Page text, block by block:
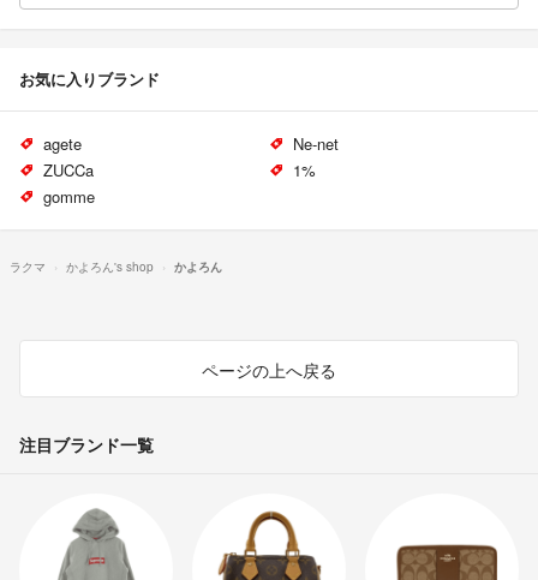
お気に入りブランド
agete
Ne-net
ZUCCa
1%
gomme
ラクマ かよろん's shop かよろん
ページの上へ戻る
注目ブランド一覧